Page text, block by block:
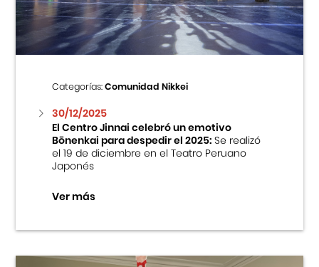
Categorías:Comunidad Nikkei
30/12/2025
El Centro Jinnai celebró un emotivo
Bōnenkai para despedir el 2025:Se realizó
el 19 de diciembre en el Teatro Peruano
Japonés
Ver más